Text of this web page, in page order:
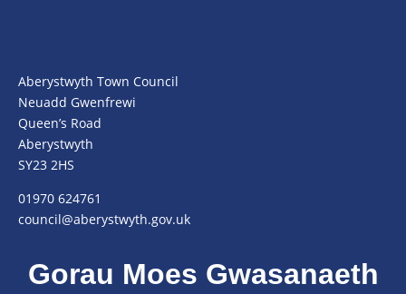
Aberystwyth Town Council
Neuadd Gwenfrewi
Queen’s Road
Aberystwyth
SY23 2HS
01970 624761
council@aberystwyth.gov.uk
Gorau Moes Gwasanaeth